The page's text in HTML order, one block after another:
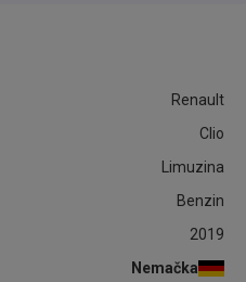
Renault
Clio
Limuzina
Benzin
2019
Nemačka